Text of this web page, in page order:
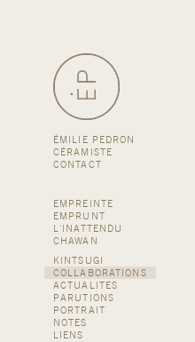
ÉMILIE PEDRON
CÉRAMISTE
CONTACT
EMPREINTE
EMPRUNT
L'INATTENDU
CHAWAN
KINTSUGI
COLLABORATIONS
ACTUALITES
PARUTIONS
PORTRAIT
NOTES
LIENS